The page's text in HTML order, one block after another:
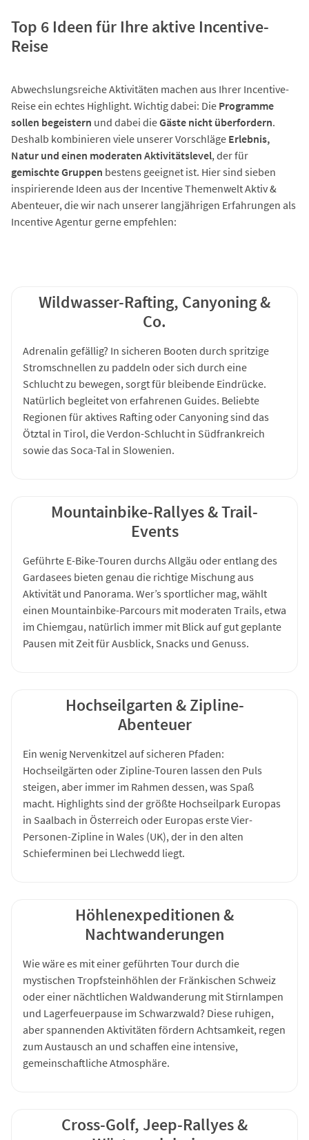
Top 6 Ideen für Ihre aktive Incentive-
Reise
Abwechslungsreiche Aktivitäten machen aus Ihrer Incentive-
Reise ein echtes Highlight. Wichtig dabei: Die Programme
sollen begeistern und dabei dieGäste nicht überfordern.
Deshalb kombinieren viele unserer Vorschläge Erlebnis,
Natur und einen moderaten Aktivitätslevel, der für
gemischte Gruppen bestens geeignet ist. Hier sind sieben
inspirierende Ideen aus der Incentive Themenwelt Aktiv &
Abenteuer, die wir nach unserer langjährigen Erfahrungen als
Incentive Agentur gerne empfehlen:
Wildwasser-Rafting, Canyoning &
Co.
Adrenalin gefällig? In sicheren Booten durch spritzige
Stromschnellen zu paddeln oder sich durch eine
Schlucht zu bewegen, sorgt für bleibende Eindrücke.
Natürlich begleitet von erfahrenen Guides. Beliebte
Regionen für aktives Rafting oder Canyoning sind das
Ötztal in Tirol, die Verdon-Schlucht in Südfrankreich
sowie das Soca-Tal in Slowenien.
Mountainbike-Rallyes & Trail-
Events
Geführte E-Bike-Touren durchs Allgäu oder entlang des
Gardasees bieten genau die richtige Mischung aus
Aktivität und Panorama. Wer’s sportlicher mag, wählt
einen Mountainbike-Parcours mit moderaten Trails, etwa
im Chiemgau, natürlich immer mit Blick auf gut geplante
Pausen mit Zeit für Ausblick, Snacks und Genuss.
Hochseilgarten & Zipline-
Abenteuer
Ein wenig Nervenkitzel auf sicheren Pfaden:
Hochseilgärten oder Zipline-Touren lassen den Puls
steigen, aber immer im Rahmen dessen, was Spaß
macht. Highlights sind der größte Hochseilpark Europas
in Saalbach in Österreich oder Europas erste Vier-
Personen-Zipline in Wales (UK), der in den alten
Schieferminen bei Llechwedd liegt.
Höhlenexpeditionen &
Nachtwanderungen
Wie wäre es mit einer geführten Tour durch die
mystischen Tropfsteinhöhlen der Fränkischen Schweiz
oder einer nächtlichen Waldwanderung mit Stirnlampen
und Lagerfeuerpause im Schwarzwald? Diese ruhigen,
aber spannenden Aktivitäten fördern Achtsamkeit, regen
zum Austausch an und schaffen eine intensive,
gemeinschaftliche Atmosphäre.
Cross-Golf, Jeep-Rallyes &